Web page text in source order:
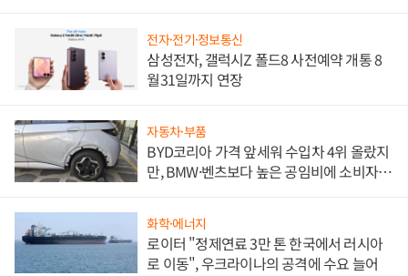
전자·전기·정보통신
삼성전자, 갤럭시Z 폴드8 사전예약 개통 8
월31일까지 연장
자동차·부품
BYD코리아 가격 앞세워 수입차 4위 올랐지
만, BMW·벤츠보다 높은 공임비에 소비자
화학·에너지
로이터 "정제연료 3만 톤 한국에서 러시아
로 이동", 우크라이나의 공격에 수요 늘어